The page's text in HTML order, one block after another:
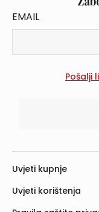
EMAIL
Uvjeti kupnje
Uvjeti korištenja